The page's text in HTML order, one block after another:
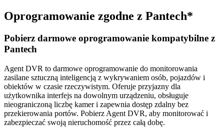
Oprogramowanie zgodne z Pantech*
Pobierz darmowe oprogramowanie kompatybilne z
Pantech
Agent DVR to darmowe oprogramowanie do monitorowania
zasilane sztuczną inteligencją z wykrywaniem osób, pojazdów i
obiektów w czasie rzeczywistym. Oferuje przyjazny dla
użytkownika interfejs na dowolnym urządzeniu, obsługuje
nieograniczoną liczbę kamer i zapewnia dostęp zdalny bez
przekierowania portów. Pobierz Agent DVR, aby monitorować i
zabezpieczać swoją nieruchomość przez całą dobę.